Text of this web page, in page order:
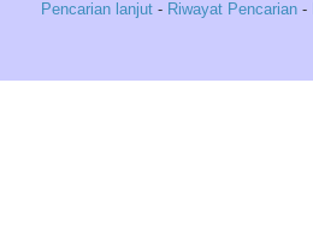
Pencarian lanjut - Riwayat Pencarian -